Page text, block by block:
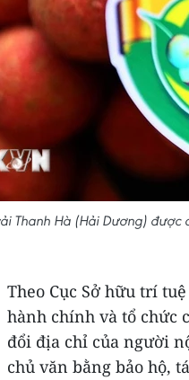
Thanh Hà (Hải Dương)
Theo Cục Sở hữu trí
hành chính và tổ chức
đổi địa chỉ của người
chủ văn bằng bảo hộ,